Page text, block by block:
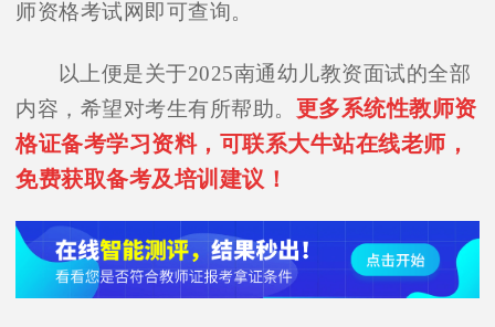
师资格考试网即可查询。
以上便是关于2025南通幼儿教资面试的全部
内容，希望对考生有所帮助。 更多系统性教师资
格证备考学习资料，可联系大牛站在线老师，
免费获取备考及培训建议！